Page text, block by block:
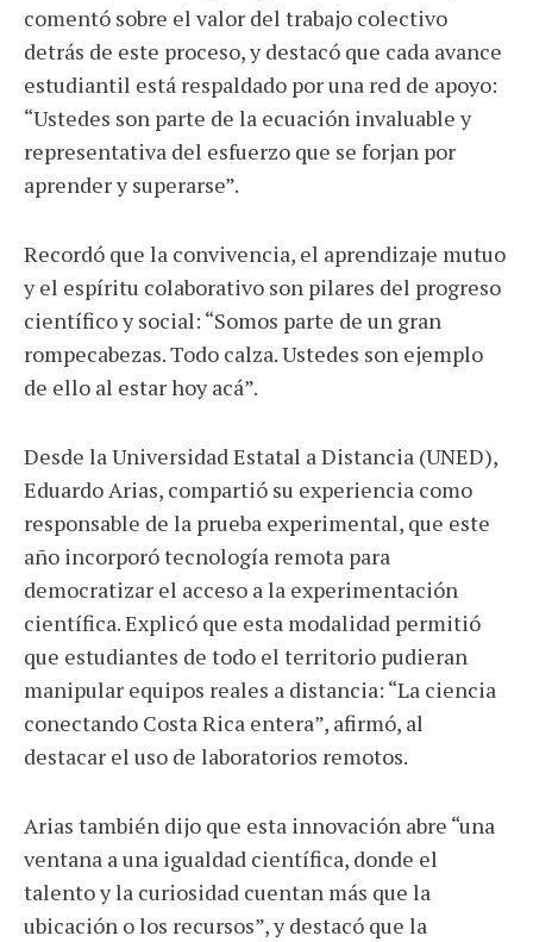
comentó sobre el valor del trabajo colectivo
detrás de este proceso, y destacó que cada avance
estudiantil está respaldado por una red de apoyo:
“Ustedes son parte de la ecuación invaluable y
representativa del esfuerzo que se forjan por
aprender y superarse”.
Recordó que la convivencia, el aprendizaje mutuo
y el espíritu colaborativo son pilares del progreso
científico y social: “Somos parte de un gran
rompecabezas. Todo calza. Ustedes son ejemplo
de ello al estar hoy acá”.
Desde la Universidad Estatal a Distancia (UNED),
Eduardo Arias, compartió su experiencia como
responsable de la prueba experimental, que este
año incorporó tecnología remota para
democratizar el acceso a la experimentación
científica. Explicó que esta modalidad permitió
que estudiantes de todo el territorio pudieran
manipular equipos reales a distancia: “La ciencia
conectando Costa Rica entera”, afirmó, al
destacar el uso de laboratorios remotos.
Arias también dijo que esta innovación abre “una
ventana a una igualdad científica, donde el
talento y la curiosidad cuentan más que la
ubicación o los recursos”, y destacó que la